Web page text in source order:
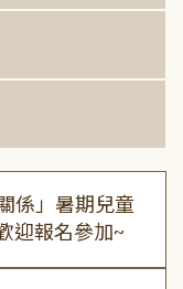
係」暑期兒童
迎報名參加~